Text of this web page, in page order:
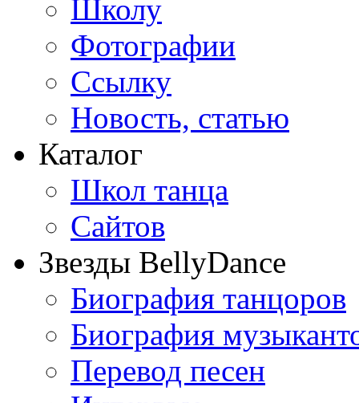
Школу
Фотографии
Ссылку
Новость, статью
Каталог
Школ танца
Сайтов
Звезды BellyDance
Биография танцоров
Биография
Перевод песен